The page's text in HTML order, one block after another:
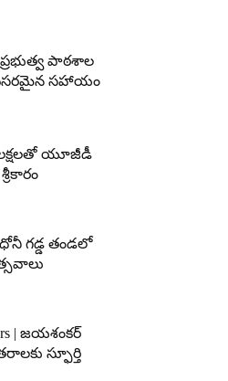
ప్రభుత్వ పాఠశాల
సహాయం
లక్షలతో యూజీడీ
గడ్డ తండలో
| జయశంకర్
స్ఫూర్తి